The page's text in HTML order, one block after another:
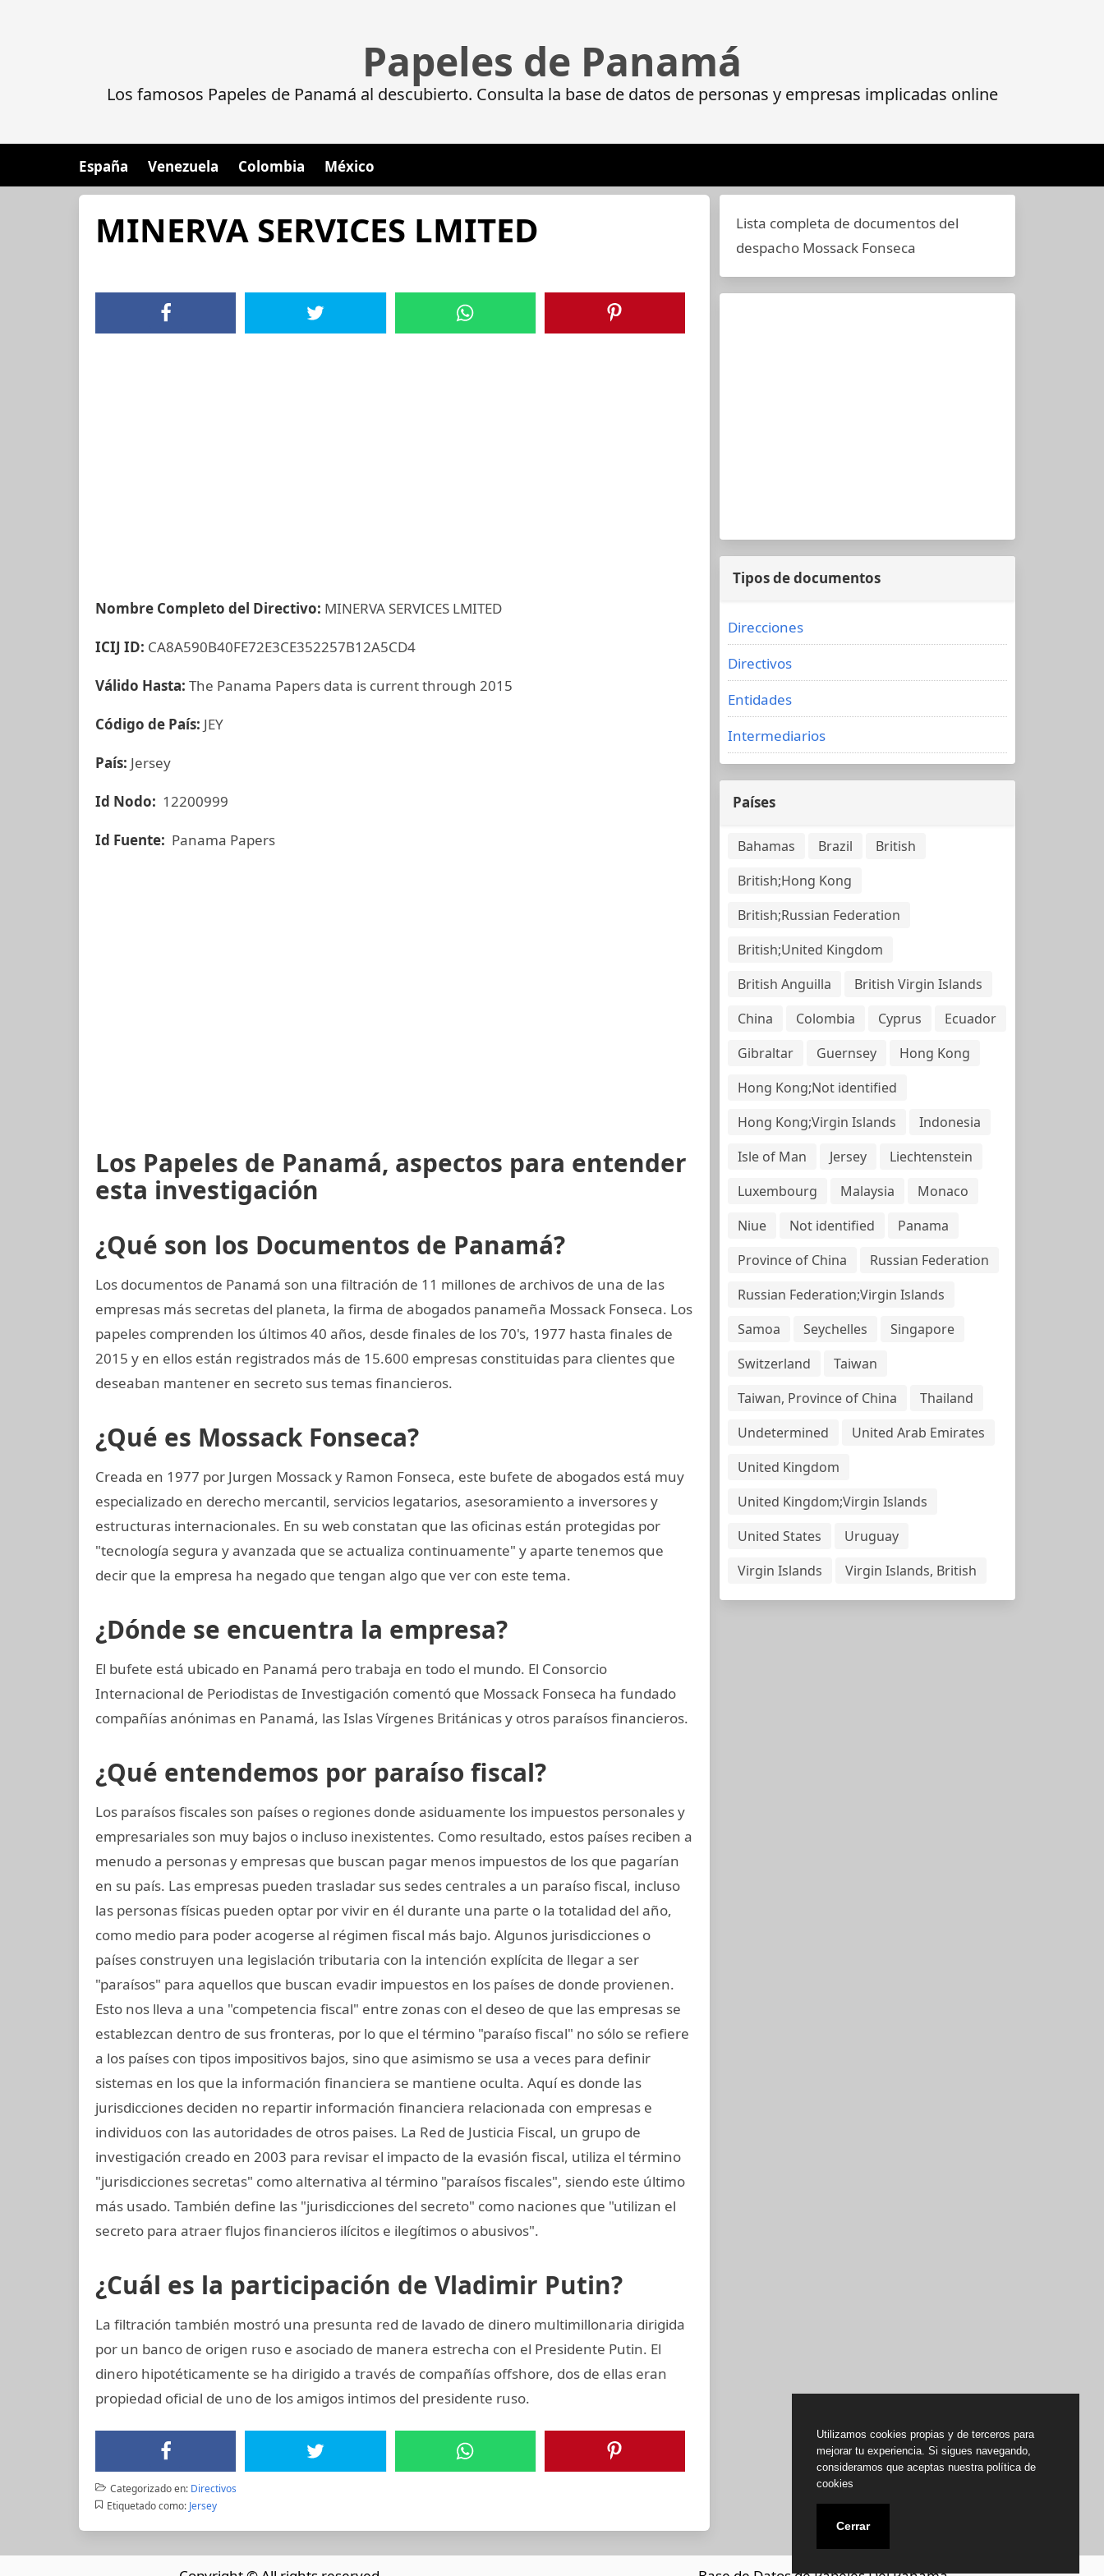
Papeles de Panamá
Los famosos Papeles de Panamá al descubierto. Consulta la base de datos de personas y empresas implicadas online
España Venezuela Colombia México
MINERVA SERVICES LMITED
Nombre Completo del Directivo: MINERVA SERVICES LMITED
ICIJ ID: CA8A590B40FE72E3CE352257B12A5CD4
Válido Hasta: The Panama Papers data is current through 2015
Código de País: JEY
País: Jersey
Id Nodo: 12200999
Id Fuente: Panama Papers
Los Papeles de Panamá, aspectos para entender
esta investigación
¿Qué son los Documentos de Panamá?
Los documentos de Panamá son una filtración de 11 millones de archivos de una de las
empresas más secretas del planeta, la firma de abogados panameña Mossack Fonseca. Los
papeles comprenden los últimos 40 años, desde finales de los 70's, 1977 hasta finales de
2015 y en ellos están registrados más de 15.600 empresas constituidas para clientes que
deseaban mantener en secreto sus temas financieros.
¿Qué es Mossack Fonseca?
Creada en 1977 por Jurgen Mossack y Ramon Fonseca, este bufete de abogados está muy
especializado en derecho mercantil, servicios legatarios, asesoramiento a inversores y
estructuras internacionales. En su web constatan que las oficinas están protegidas por
"tecnología segura y avanzada que se actualiza continuamente" y aparte tenemos que
decir que la empresa ha negado que tengan algo que ver con este tema.
¿Dónde se encuentra la empresa?
El bufete está ubicado en Panamá pero trabaja en todo el mundo. El Consorcio
Internacional de Periodistas de Investigación comentó que Mossack Fonseca ha fundado
compañías anónimas en Panamá, las Islas Vírgenes Británicas y otros paraísos financieros.
¿Qué entendemos por paraíso fiscal?
Los paraísos fiscales son países o regiones donde asiduamente los impuestos personales y
empresariales son muy bajos o incluso inexistentes. Como resultado, estos países reciben a
menudo a personas y empresas que buscan pagar menos impuestos de los que pagarían
en su país. Las empresas pueden trasladar sus sedes centrales a un paraíso fiscal, incluso
las personas físicas pueden optar por vivir en él durante una parte o la totalidad del año,
como medio para poder acogerse al régimen fiscal más bajo. Algunos jurisdicciones o
países construyen una legislación tributaria con la intención explícita de llegar a ser
"paraísos" para aquellos que buscan evadir impuestos en los países de donde provienen.
Esto nos lleva a una "competencia fiscal" entre zonas con el deseo de que las empresas se
establezcan dentro de sus fronteras, por lo que el término "paraíso fiscal" no sólo se refiere
a los países con tipos impositivos bajos, sino que asimismo se usa a veces para definir
sistemas en los que la información financiera se mantiene oculta. Aquí es donde las
jurisdicciones deciden no repartir información financiera relacionada con empresas e
individuos con las autoridades de otros paises. La Red de Justicia Fiscal, un grupo de
investigación creado en 2003 para revisar el impacto de la evasión fiscal, utiliza el término
"jurisdicciones secretas" como alternativa al término "paraísos fiscales", siendo este último
más usado. También define las "jurisdicciones del secreto" como naciones que "utilizan el
secreto para atraer flujos financieros ilícitos e ilegítimos o abusivos".
¿Cuál es la participación de Vladimir Putin?
La filtración también mostró una presunta red de lavado de dinero multimillonaria dirigida
por un banco de origen ruso e asociado de manera estrecha con el Presidente Putin. El
dinero hipotéticamente se ha dirigido a través de compañías offshore, dos de ellas eran
propiedad oficial de uno de los amigos intimos del presidente ruso.
Categorizado en: Directivos
Etiquetado como: Jersey
Lista completa de documentos del
despacho Mossack Fonseca
Tipos de documentos
Direcciones
Directivos
Entidades
Intermediarios
Países
Bahamas Brazil
British
British;Hong Kong
British;Russian Federation
British;United Kingdom
British Anguilla
British Virgin Islands
China
Colombia Cyprus
Ecuador
Gibraltar
Guernsey
Hong Kong
Hong Kong;Not identified
Hong Kong;Virgin Islands
Indonesia
Isle of Man
Jersey
Liechtenstein
Luxembourg
Malaysia
Monaco
Niue
Not identified
Panama
Province of China
Russian Federation
Russian Federation;Virgin Islands
Samoa
Seychelles
Singapore
Switzerland
Taiwan
Taiwan, Province of China
Thailand
Undetermined
United Arab Emirates
United Kingdom
United Kingdom;Virgin Islands
United States
Uruguay
Virgin Islands
Virgin Islands, British
Utilizamos cookies propias y de terceros para
mejorar tu experiencia. Si sigues navegando,
consideramos que aceptas nuestra política de
cookies
Cerrar